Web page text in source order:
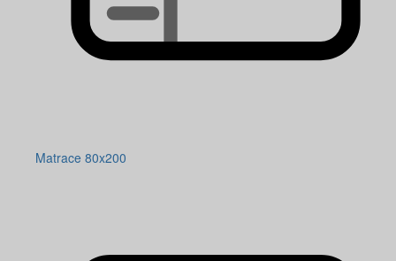
Matrace 80x200